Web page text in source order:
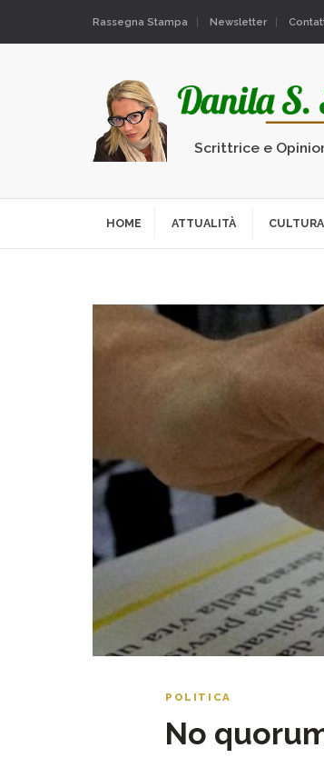
Rassegna Stampa Newsletter
Scrittrice e
HOME ATTUALITÀ CULTURA
POLITICA
No